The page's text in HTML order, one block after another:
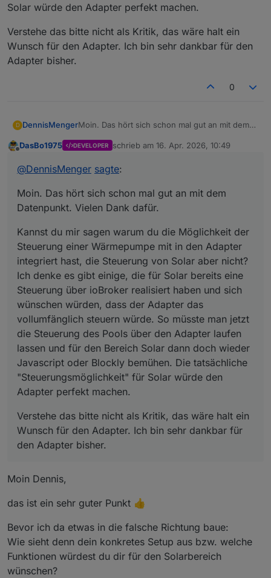
Solar würde den Adapter perfekt machen.
Verstehe das bitte nicht als Kritik, das wäre halt ein
Wunsch für den Adapter. Ich bin sehr dankbar für den
Adapter bisher.
0
D DennisMengerMoin. Das hört sich schon mal gut an mit dem
Kannst du mir sagen warum du die Möglichkeit
Adapter integriert hast, die Steuerung von Solar
Solar bereits eine Steuerung über ioBroker
realisiert haben und sich wünschen würden,
würde. So müsste man jetzt die Steuerung des
Pools über den Adapter laufen lassen und für
den Bereich Solar dann doch wieder Javascript
oder Blockly bemühen. Die tatsächliche
"Steuerungsmöglichkeit" für Solar würde den
Adapter perfekt machen.
Verstehe das bitte nicht als Kritik, das wäre halt
dankbar für den Adapter bisher.
DasBo1975 DEVELOPER schrieb am 16. Apr. 2026, 10:49
zuletzt editiert von
@DennisMenger sagte:
Moin. Das hört sich schon mal gut an mit dem
Datenpunkt. Vielen Dank dafür.
Kannst du mir sagen warum du die Möglichkeit der
Steuerung einer Wärmepumpe mit in den Adapter
integriert hast, die Steuerung von Solar aber nicht?
Ich denke es gibt einige, die für Solar bereits eine
Steuerung über ioBroker realisiert haben und sich
wünschen würden, dass der Adapter das
vollumfänglich steuern würde. So müsste man jetzt
die Steuerung des Pools über den Adapter laufen
lassen und für den Bereich Solar dann doch wieder
Javascript oder Blockly bemühen. Die tatsächliche
"Steuerungsmöglichkeit" für Solar würde den
Adapter perfekt machen.
Verstehe das bitte nicht als Kritik, das wäre halt ein
Wunsch für den Adapter. Ich bin sehr dankbar für
den Adapter bisher.
Moin Dennis,
das ist ein sehr guter Punkt 👍
Bevor ich da etwas in die falsche Richtung baue:
Wie sieht denn dein konkretes Setup aus bzw. welche
Funktionen würdest du dir für den Solarbereich
wünschen?